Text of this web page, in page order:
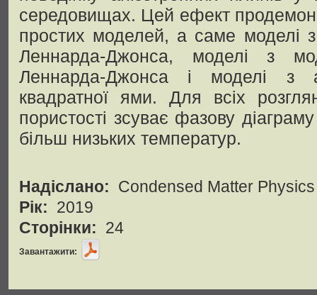
середовищах. Цей ефект
простих моделей, а саме моделі з
Леннарда-Джонса, моделі з
Леннарда-Джонса і моделі з
квадратної ями. Для всіх
пористості зсуває фазову
більш низьких температур.
Надіслано: Condensed Matter Physics
Рік: 2019
Сторінки: 24
Завантажити: